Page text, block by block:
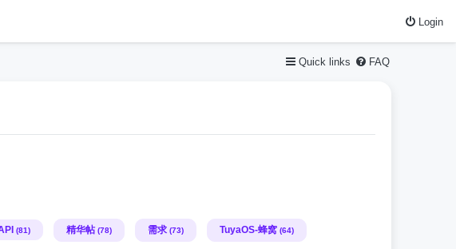
Login
Quick links FAQ
(81) 精华帖 (78) 需求 (73) TuyaOS-蜂窝 (64)